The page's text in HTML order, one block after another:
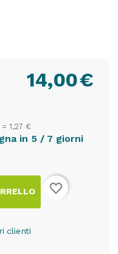
€
14,00
=1,27 €
in 5 / 7 giorni
favorite_border
clienti